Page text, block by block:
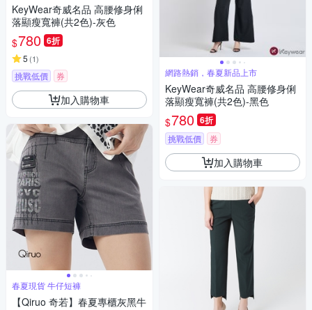
KeyWear奇威名品 高腰修身俐
落顯瘦寬褲(共2色)-灰色
$780 6折
5 (1)
挑戰低價 券
加入購物車
春夏現貨 牛仔短褲
【Qiruo 奇若】春夏專櫃灰黑牛
網路熱銷，春夏新品上市
KeyWear奇威名品 高腰修身俐
落顯瘦寬褲(共2色)-黑色
$780 6折
挑戰低價 券
加入購物車